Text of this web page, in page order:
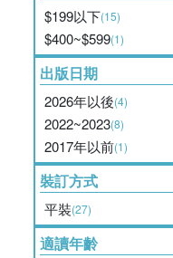
$199以下(15)
$400~$599(1)
出版日期
2026年以後(4)
2022~2023(8)
2017年以前(1)
裝訂方式
平裝(27)
適讀年齡